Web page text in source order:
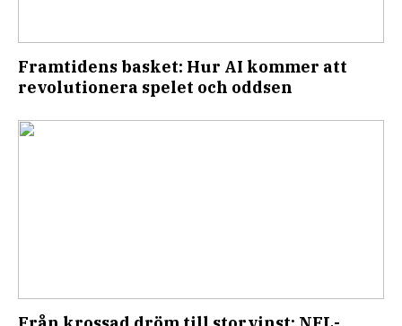
Framtidens basket: Hur AI kommer att
revolutionera spelet och oddsen